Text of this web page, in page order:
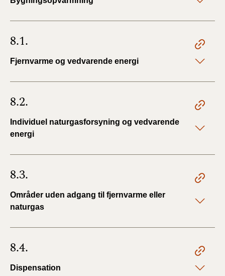
8.1.
Fjernvarme og vedvarende energi
8.2.
Individuel naturgasforsyning og vedvarende
energi
8.3.
Områder uden adgang til fjernvarme eller
naturgas
8.4.
Dispensation